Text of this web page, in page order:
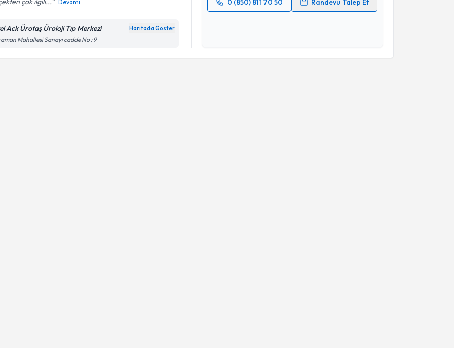
Devamı
Ack Ürotaş Üroloji Tıp Merkezi Haritada Göster
Mahallesi Sanayi cadde No : 9